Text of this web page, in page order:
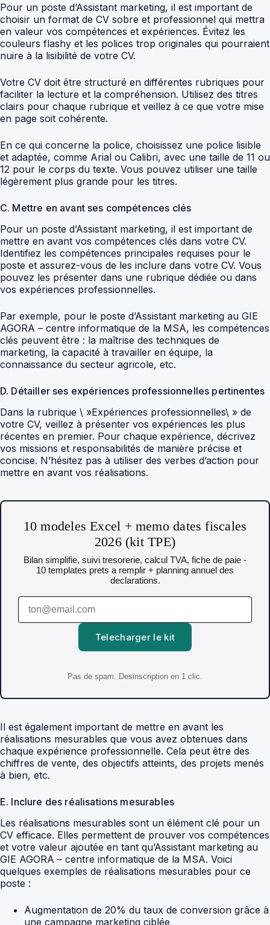
Pour un poste d’Assistant marketing, il est important de
choisir un format de CV sobre et professionnel qui mettra
en valeur vos compétences et expériences. Évitez les
couleurs flashy et les polices trop originales qui pourraient
nuire à la lisibilité de votre CV.
Votre CV doit être structuré en différentes rubriques pour
faciliter la lecture et la compréhension. Utilisez des titres
clairs pour chaque rubrique et veillez à ce que votre mise
en page soit cohérente.
En ce qui concerne la police, choisissez une police lisible
et adaptée, comme Arial ou Calibri, avec une taille de 11 ou
12 pour le corps du texte. Vous pouvez utiliser une taille
légèrement plus grande pour les titres.
C. Mettre en avant ses compétences clés
Pour un poste d’Assistant marketing, il est important de
mettre en avant vos compétences clés dans votre CV.
Identifiez les compétences principales requises pour le
poste et assurez-vous de les inclure dans votre CV. Vous
pouvez les présenter dans une rubrique dédiée ou dans
vos expériences professionnelles.
Par exemple, pour le poste d’Assistant marketing au GIE
AGORA – centre informatique de la MSA, les compétences
clés peuvent être : la maîtrise des techniques de
marketing, la capacité à travailler en équipe, la
connaissance du secteur agricole, etc.
D. Détailler ses expériences professionnelles pertinentes
Dans la rubrique \ »Expériences professionnelles\ » de
votre CV, veillez à présenter vos expériences les plus
récentes en premier. Pour chaque expérience, décrivez
vos missions et responsabilités de manière précise et
concise. N’hésitez pas à utiliser des verbes d’action pour
mettre en avant vos réalisations.
10 modeles Excel + memo dates fiscales
2026 (kit TPE)
Bilan simplifie, suivi tresorerie, calcul TVA, fiche de paie -
10 templates prets a remplir + planning annuel des
declarations.
Telecharger le kit
Pas de spam. Desinscription en 1 clic.
Il est également important de mettre en avant les
réalisations mesurables que vous avez obtenues dans
chaque expérience professionnelle. Cela peut être des
chiffres de vente, des objectifs atteints, des projets menés
à bien, etc.
E. Inclure des réalisations mesurables
Les réalisations mesurables sont un élément clé pour un
CV efficace. Elles permettent de prouver vos compétences
et votre valeur ajoutée en tant qu’Assistant marketing au
GIE AGORA – centre informatique de la MSA. Voici
quelques exemples de réalisations mesurables pour ce
poste :
Augmentation de 20% du taux de conversion grâce à
une campagne marketing ciblée